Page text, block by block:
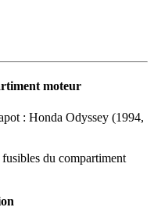
moteur
du compartiment